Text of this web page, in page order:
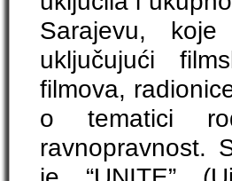
Sarajevu,
uključujući
filmova,
o tematici
ravnopravnost.